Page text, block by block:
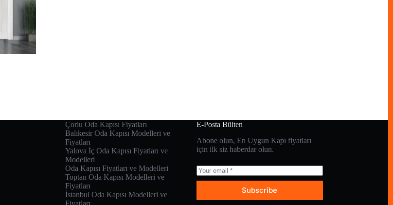
Çorlu Oda Kapısı Fiyatları
Balıkesir Oda Kapısı Modelleri ve
Fiyatları
Yalova İç Oda Kapısı Fiyatları ve
Modelleri
Oda Kapısı Fiyatları ve Modelleri
Toptan Oda Kapısı Modelleri ve
Fiyatları
İstanbul Oda Kapısı Modelleri ve
E-Posta Bülten
Abone olun, En Uygun Kapı fiyatları
için ilk siz haberdar olun.
Subscribe